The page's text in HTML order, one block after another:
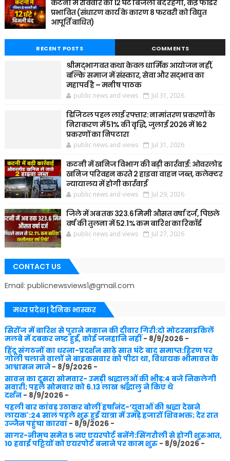
कटनी में रविवार को 12 घंटे बिजली बंद रहेगी, कई फीडर
प्रभावित (संधारण कार्य के कारण 8 फरवरी को विद्युत
आपूर्ति बाधित)
RECENT POSTS COMMENTS
श्रीमद्भागवत कथा केवल धार्मिक आयोजन नहीं,
बल्कि समाज में संस्कार, सेवा और सद्भाव का
महापर्व है – मनीष पाठक
public news and views Jul 31, 2026
डिजिटल पहल लाई रफ्तार: नामांतरण प्रकरणों के
निराकरण में 51% की वृद्धि, जुलाई 2026 में 162
प्रकरणों का निपटारा
public news and views Jul 31, 2026
कटनी में खनिज विभाग की बड़ी कार्रवाई: ओवरलोड
खनिज परिवहन करते 2 हाइवा वाहन जब्त, कलेक्टर
न्यायालय में होगी कार्रवाई
public news and views Jul 29, 2026
जिले में अब तक 323.6 मिमी औसत वर्षा दर्ज, पिछले
वर्ष की तुलना में 52.1% कम बारिश का रिकॉर्ड
public news and views Jul 27, 2026
CONTACT US
Email: publicnewsviews1@gmail.com
मध्य प्रदेश | दैनिक भास्कर
सिरोंज में बारिश से पुराने मकान की दीवार गिरी:दो मोटरसाइकिलें
मलबे में दबकर नष्ट हुईं, कोई जनहानि नहीं- 8/9/2026-
हिंदू संगठनों का धरना-प्रदर्शन साढ़े सात घंटे बाद समाप्त:हिरण पर
गोली चलाने वालों ने बाइकसवार को पीटा था, विधायक भीमावत के
आश्वासन माने- 8/9/2026-
सावन का दूसरा सोमवार- उमड़ी श्रद्धालुओं की भीड़:4 बजे निकलेगी
सवारी; पहले सोमवार को 6.13 लाख श्रद्धालु ने किए थे
दर्शन- 8/9/2026-
पहली बार कांवड़ उठाकर बोलीं हर्षानंद-‘युवाओं की श्रद्धा देखने
लायक':24 साल पहले शुरू हुई यात्रा में उमड़े हजारों शिवभक्त; देर रात
उज्जैन पहुंचा कारवां- 8/9/2026-
सागर-नीमच समेत 5 नए एयरपोर्ट बनेंगे:सिंगरौली से होगी शुरुआत,
10 हवाई पट्टियों को एयरपोर्ट बनाने पर काम शुरु- 8/9/2026-